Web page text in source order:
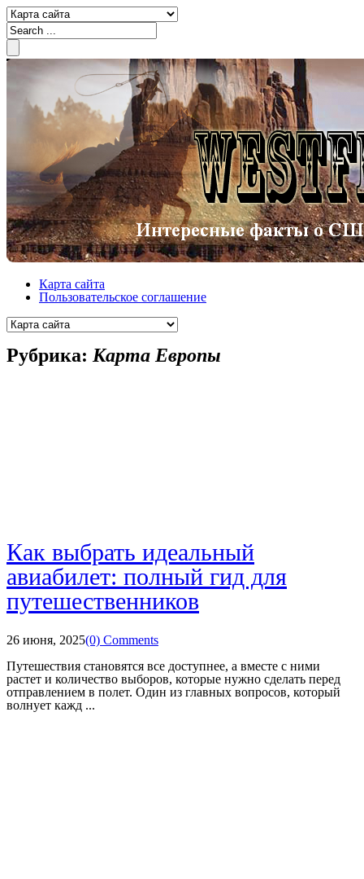
Карта сайта
Пользовательское соглашение
Рубрика: Карта Европы
Как выбрать идеальный
авиабилет: полный гид для
путешественников
26 июня, 2025(0) Comments
Путешествия становятся все доступнее, а вместе с ними
растет и количество выборов, которые нужно сделать перед
отправлением в полет. Один из главных вопросов, который
волнует кажд ...